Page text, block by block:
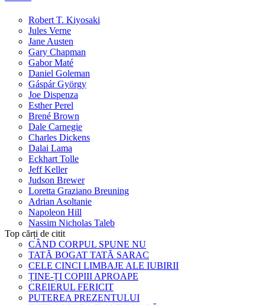
Robert T. Kiyosaki
Jules Verne
Jane Austen
Gary Chapman
Gabor Maté
Daniel Goleman
Gáspár György
Joe Dispenza
Esther Perel
Brené Brown
Dale Carnegie
Charles Dickens
Dalai Lama
Eckhart Tolle
Jeff Keller
Judson Brewer
Loretta Graziano Breuning
Adrian Asoltanie
Napoleon Hill
Nassim Nicholas Taleb
Top cărți de citit
CÂND CORPUL SPUNE NU
TATĂ BOGAT TATĂ SARAC
CELE CINCI LIMBAJE ALE IUBIRII
ȚINE-ȚI COPIII APROAPE
CREIERUL FERICIT
PUTEREA PREZENTULUI